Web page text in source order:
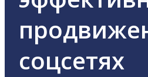
соцсетях